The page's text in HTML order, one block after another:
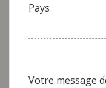
Pays
Votre message